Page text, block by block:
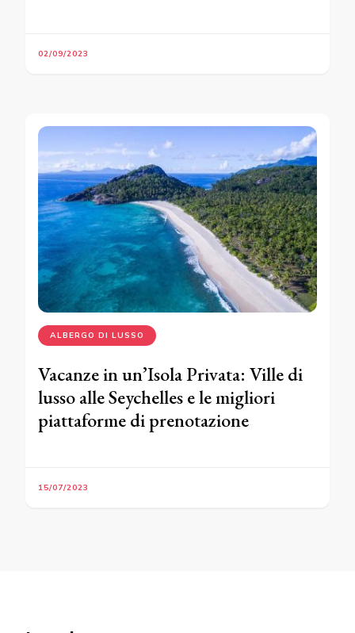
02/09/2023
ALBERGO DI LUSSO
Vacanze in un’Isola Privata: Ville di
lusso alle Seychelles e le migliori
piattaforme di prenotazione
15/07/2023